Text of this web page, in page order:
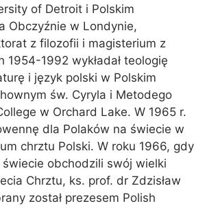
of Detroit i Polskim
Obczyźnie w Londynie,
z filozofii i magisterium z
1954-1992 wykładał teologię
i język polski w Polskim
św. Cyryla i Metodego
w Orchard Lake. W 1965 r.
dla Polaków na świecie w
chrztu Polski. W roku 1966, gdy
świecie obchodzili swój wielki
Chrztu, ks. prof. dr Zdzisław
został prezesem Polish